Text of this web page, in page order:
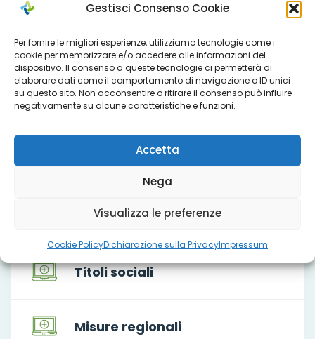
Gestisci Consenso Cookie
Per fornire le migliori esperienze, utilizziamo tecnologie come i
cookie per memorizzare e/o accedere alle informazioni del
dispositivo. Il consenso a queste tecnologie ci permetterà di
elaborare dati come il comportamento di navigazione o ID unici
su questo sito. Non acconsentire o ritirare il consenso può influire
negativamente su alcune caratteristiche e funzioni.
Accetta
Nega
Visualizza le preferenze
Cookie PolicyDichiarazione sulla PrivacyImpressum
Search
Che cosa facciamo
Servizi
Progetti
Titoli sociali
Misure regionali